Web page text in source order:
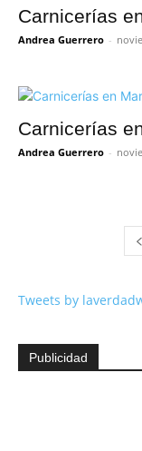
Carnicerías
Andrea Guerrero -
Carnicerías
Andrea Guerrero -
Tweets by
Publicidad